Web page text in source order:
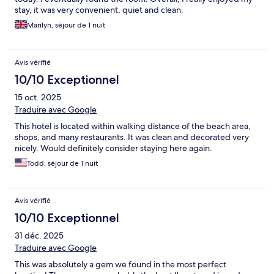
stay, it was very convenient, quiet and clean.
Marilyn, séjour de 1 nuit
Avis vérifié
10/10 Exceptionnel
15 oct. 2025
Traduire avec Google
This hotel is located within walking distance of the beach area,
shops, and many restaurants. It was clean and decorated very
nicely. Would definitely consider staying here again.
Todd, séjour de 1 nuit
Avis vérifié
10/10 Exceptionnel
31 déc. 2025
Traduire avec Google
This was absolutely a gem we found in the most perfect